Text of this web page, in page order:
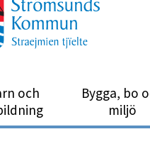
och
Bygga, bo
miljö